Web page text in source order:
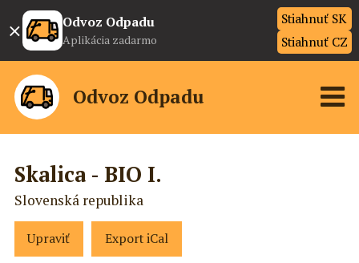
× Odvoz Odpadu
Aplikácia zadarmo
Stiahnuť SK
Stiahnuť CZ
Odvoz Odpadu
Skalica - BIO I.
Slovenská republika
Upraviť Export iCal